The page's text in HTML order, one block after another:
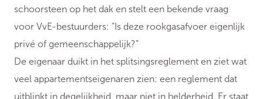
schoorsteen op het dak en stelt een bekende vraag
voor VvE-bestuurders: “Is deze rookgasafvoer eigenlijk
privé of gemeenschappelijk?”
De eigenaar duikt in het splitsingsreglement en ziet wat
veel appartementseigenaren zien: een reglement dat
uitblinkt in degelijkheid, maar niet in helderheid. Er staat